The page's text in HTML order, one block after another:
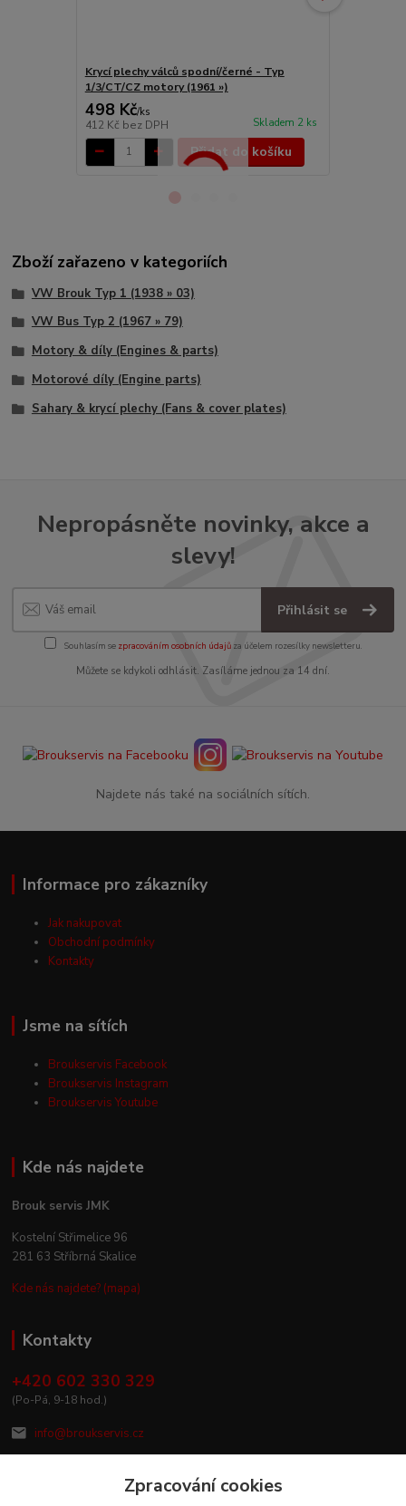
Krycí plechy válců spodní/černé - Typ
1/3/CT/CZ motory (1961 »)
498 Kč/ks
412 Kč bez DPH Skladem 2 ks
Přidat do košíku
Zboží zařazeno v kategoriích
VW Brouk Typ 1 (1938 » 03)
VW Bus Typ 2 (1967 » 79)
Motory & díly (Engines & parts)
Motorové díly (Engine parts)
Sahary & krycí plechy (Fans & cover plates)
Nepropásněte novinky, akce a
slevy!
Přihlásit se
Souhlasím se zpracováním osobních údajůza účelem rozesílky newsletteru.
Můžete se kdykoli odhlásit. Zasíláme jednou za 14 dní.
Najdete nás také na sociálních sítích.
Informace pro zákazníky
Jak nakupovat
Obchodní podmínky
Kontakty
Jsme na sítích
Broukservis Facebook
Broukservis Instagram
Broukservis Youtube
Kde nás najdete
Brouk servis JMK
Kostelní Střimelice 96
281 63 Stříbrná Skalice
Kde nás najdete? (mapa)
Kontakty
+420 602 330 329
(Po-Pá, 9-18 hod.)
info@broukservis.cz
Zpracování cookies